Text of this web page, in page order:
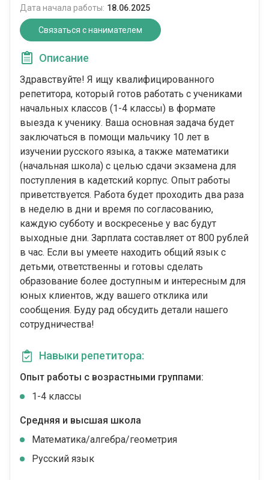
Дата начала работы: 18.06.2025
Связаться с нанимателем
Описание
Здравствуйте! Я ищу квалифицированного
репетитора, который готов работать с учениками
начальных классов (1-4 классы) в формате
выезда к ученику. Ваша основная задача будет
заключаться в помощи мальчику 10 лет в
изучении русского языка, а также математики
(начальная школа) с целью сдачи экзамена для
поступления в кадетский корпус. Опыт работы
приветствуется. Работа будет проходить два раза
в неделю в дни и время по согласованию,
каждую субботу и воскресенье у вас будут
выходные дни. Зарплата составляет от 800 рублей
в час. Если вы умеете находить общий язык с
детьми, ответственны и готовы сделать
образование более доступным и интересным для
юных клиентов, жду вашего отклика или
сообщения. Буду рад обсудить детали нашего
сотрудничества!
Навыки репетитора:
Опыт работы с возрастными группами:
1-4 классы
Средняя и высшая школа
Математика/алгебра/геометрия
Русский язык